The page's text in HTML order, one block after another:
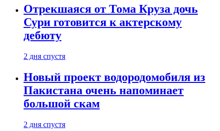
Отрекшаяся от Тома Круза дочь
Сури готовится к актерскому
дебюту
2 дня спустя
Новый проект водородомобиля из
Пакистана очень напоминает
большой скам
2 дня спустя